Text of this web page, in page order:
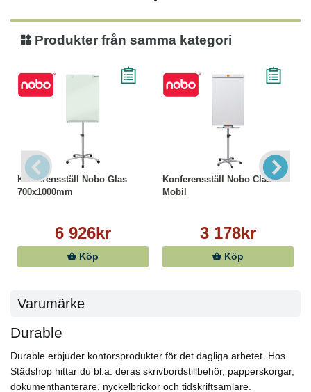
Produkter från samma kategori
Konferensställ Nobo Glas
700x1000mm
6 926kr
Köp
Konferensställ Nobo Classic
Mobil
3 178kr
Köp
Varumärke
Durable
Durable erbjuder kontorsprodukter för det dagliga arbetet. Hos
Städshop hittar du bl.a. deras skrivbordstillbehör, papperskorgar,
dokumenthanterare, nyckelbrickor och tidskriftsamlare.